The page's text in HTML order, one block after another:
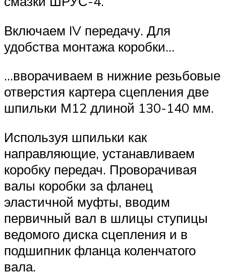
Включаем IV передачу. Для
удобства монтажа коробки…
…вворачиваем в нижние резьбовые
отверстия картера сцепления две
шпильки М12 длиной 130-140 мм.
Используя шпильки как
направляющие, устанавливаем
коробку передач. Проворачивая
валы коробки за фланец
эластичной муфты, вводим
первичный вал в шлицы ступицы
ведомого диска сцепления и в
подшипник фланца коленчатого
вала.